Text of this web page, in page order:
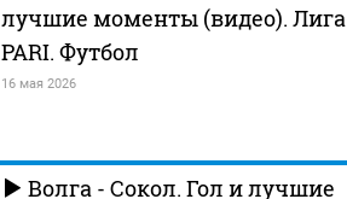
лучшие моменты (видео). Лига
PARI. Футбол
16 мая 2026
Волга - Сокол. Гол и лучшие